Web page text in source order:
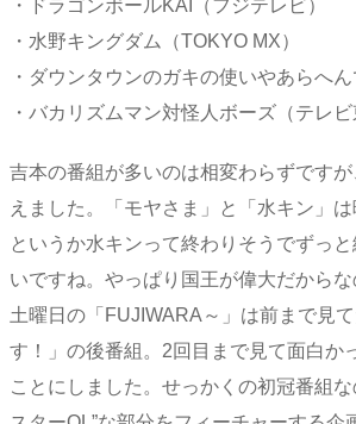
・ドラゴンボールKAI（フジテレビ）
・水野キングダム（TOKYO MX）
・ダウンタウンのガキの使いやあらへ
・バカリズムマン対怪人ボーズ（テレビ
吉本の番組が多いのは相変わらずです
えました。「モヤさま」と「水キン」は
というか水キンって終わりそうでずっ
いですね。やっぱり国王が偉大だからな
土曜日の「FUJIWARA～」は前まで見
す！」の後番組。2回目まで見て面白か
ことにしました。せっかくの初冠番組な